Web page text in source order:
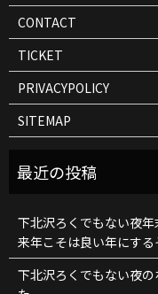
CONTACT
TICKET
PRIVACYPOLICY
SITEMAP
下北沢ろくでもない夜
来年こそは良い年にす
下北沢ろくでもない夜